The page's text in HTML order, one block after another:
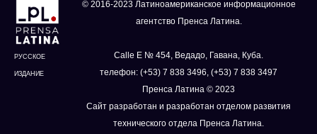
РУССКОЕ
ИЗДАНИЕ
© 2016-2023 Латиноамериканское информационное
агентство Пренса Латина.
Calle E № 454, Ведадо, Гавана, Куба.
телефон: (+53) 7 838 3496, (+53) 7 838 3497
Пренса Латина © 2023
Сайт разработан и разработан отделом развития
технического отдела Пренса Латина.